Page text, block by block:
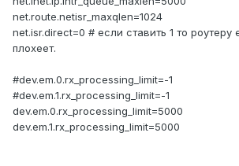
net.route.netisr_maxqlen=1024
net.isr.direct=0 # если ставить 1 то роутеру
плохеет.
#dev.em.0.rx_processing_limit=-1
#dev.em.1.rx_processing_limit=-1
dev.em.0.rx_processing_limit=5000
dev.em.1.rx_processing_limit=5000